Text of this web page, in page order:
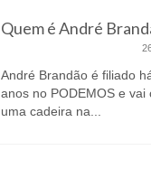
Quem é André
André Brandão é filiado
anos no PODEMOS e vai
uma cadeira na...